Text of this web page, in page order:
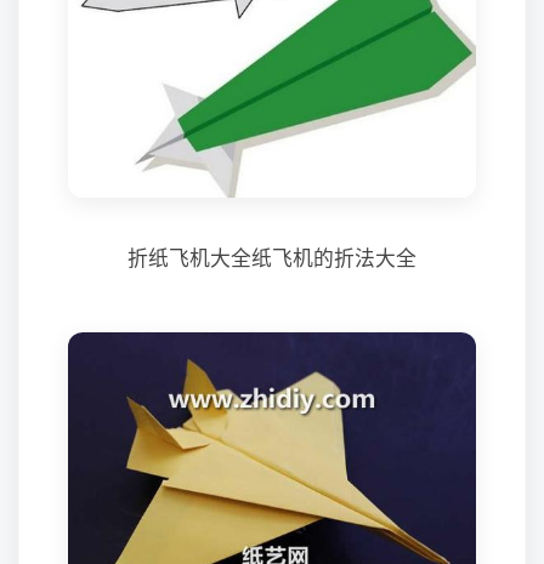
折纸飞机大全纸飞机的折法大全